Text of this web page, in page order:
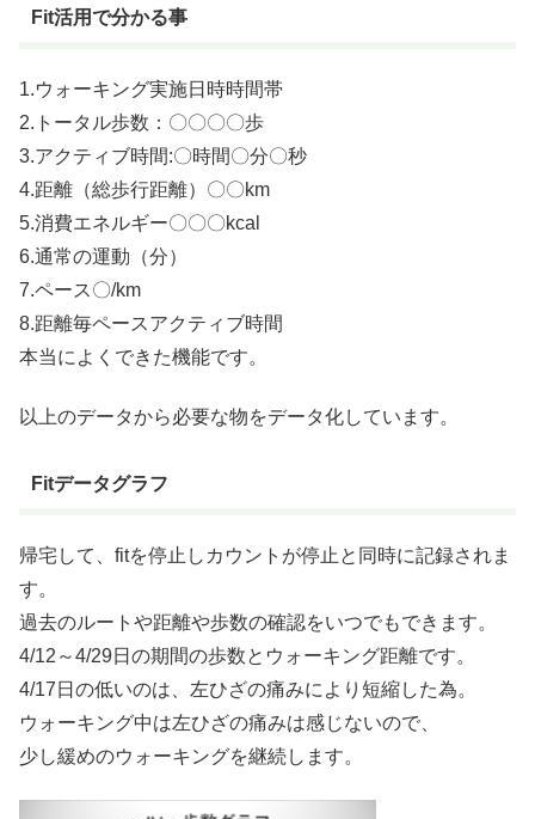
Fit活用で分かる事
1.ウォーキング実施日時時間帯
2.トータル歩数：〇〇〇〇歩
3.アクティブ時間:〇時間〇分〇秒
4.距離（総歩行距離）〇〇km
5.消費エネルギー〇〇〇kcal
6.通常の運動（分）
7.ペース〇/km
8.距離毎ペースアクティブ時間
本当によくできた機能です。
以上のデータから必要な物をデータ化しています。
Fitデータグラフ
帰宅して、fitを停止しカウントが停止と同時に記録されま
す。
過去のルートや距離や歩数の確認をいつでもできます。
4/12～4/29日の期間の歩数とウォーキング距離です。
4/17日の低いのは、左ひざの痛みにより短縮した為。
ウォーキング中は左ひざの痛みは感じないので、
少し緩めのウォーキングを継続します。